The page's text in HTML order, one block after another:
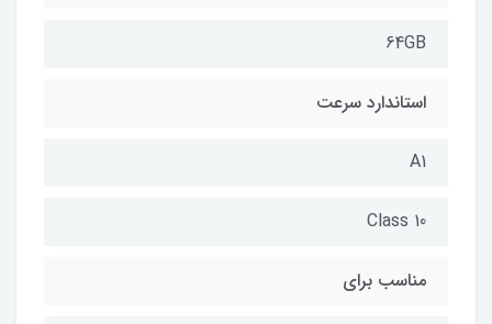
64GB
استاندارد سرعت
A1
Class 10
مناسب برای